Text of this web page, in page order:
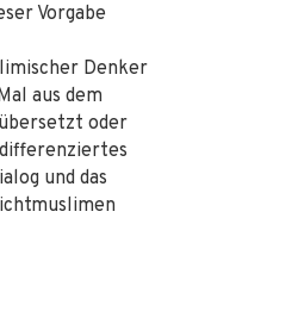
Vorgabe
Denker
aus dem
oder
und das